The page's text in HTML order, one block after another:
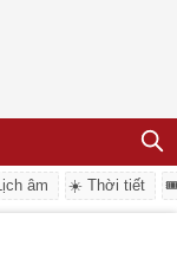
âm ☀️ Thời tiết